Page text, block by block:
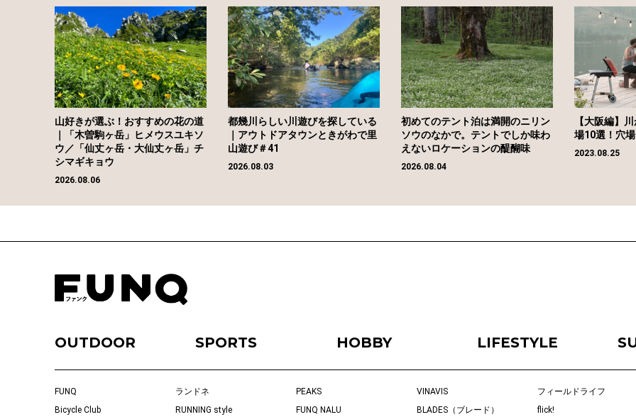
山好きが選ぶ！おすすめの花の道
｜「木曽駒ヶ岳」ヒメウスユキソ
ウ／「仙丈ヶ岳・大仙丈ヶ岳」チ
シマギキョウ
2026.08.06
都幾川らしい川遊びを探している
｜アウトドアタウンときがわで里
山遊び＃41
2026.08.03
初めてのテント泊は満開のニリン
ソウのなかで。テントでしか味わ
えないロケーションの醍醐味
2026.08.04
【大阪編】
場10選！穴
2023.08.25
OUTDOOR SPORTS HOBBY LIFESTYLE
FUNQ ランドネ PEAKS VINAVIS
フィールドライフ
Bicycle Club
RUNNING style FUNQ NALU BLADES（ブレード） flick!